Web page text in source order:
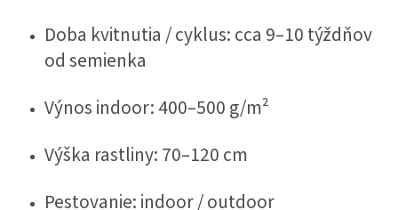
Doba kvitnutia / cyklus: cca 9–10 týždňov
od semienka
Výnos indoor: 400–500 g/m²
Výška rastliny: 70–120 cm
Pestovanie: indoor / outdoor